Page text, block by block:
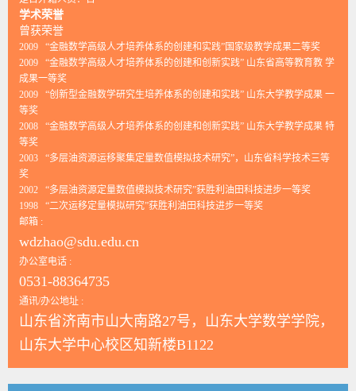
学术荣誉
曾获荣誉
2009 “金融数学高级人才培养体系的创建和实践”国家级教学成果二等奖
2009 “金融数学高级人才培养体系的创建和创新实践” 山东省高等教育教 学
成果一等奖
2009 “创新型金融数学研究生培养体系的创建和实践” 山东大学教学成果 一
等奖
2008 “金融数学高级人才培养体系的创建和创新实践” 山东大学教学成果 特
等奖
2003 “多层油资源运移聚集定量数值模拟技术研究”，山东省科学技术三等
奖
2002 “多层油资源定量数值模拟技术研究”获胜利油田科技进步一等奖
1998 “二次运移定量模拟研究”获胜利油田科技进步一等奖
邮箱 :
wdzhao@sdu.edu.cn
办公室电话 :
0531-88364735
通讯/办公地址 :
山东省济南市山大南路27号，山东大学数学学院，
山东大学中心校区知新楼B1122